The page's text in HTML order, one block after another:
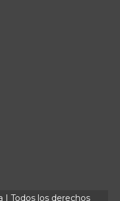
Todos los derechos